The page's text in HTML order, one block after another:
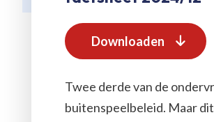
Downloaden
Twee derde van de
buitenspeelbeleid. Maar